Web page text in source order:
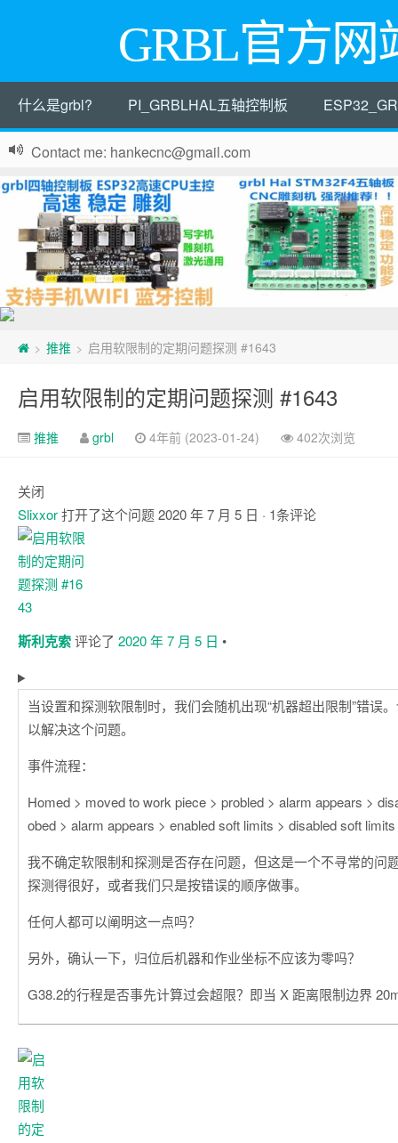
GRBL官方网
什么是grbl? PI_GRBLHAL五轴控制板
Contact me: hankecnc@gmail.com
> 推推 > 启用软限制的定期问题探测 #1643
启用软限制的定期问题探测 #1643
推推 grbl 4年前 (2023-01-24) 402次浏览
关闭
Slixxor打开了这个问题2020 年 7 月 5 日 · 1条评论
注
释
斯利克索评论了 2020 年 7 月 5 日 •
当设置和探测软限制时，我们会随机出现“机器超出限制”错误
以解决这个问题。
事件流程：
Homed > moved to work piece > probled > alarm appears >
obed > alarm appears > enabled soft limits > disabled soft
我不确定软限制和探测是否存在问题，但这是一个不寻常的问
探测得很好，或者我们只是按错误的顺序做事。
任何人都可以阐明这一点吗？
另外，确认一下，归位后机器和作业坐标不应该为零吗？
G38.2的行程是否事先计算过会超限？即当 X 距离限制边界